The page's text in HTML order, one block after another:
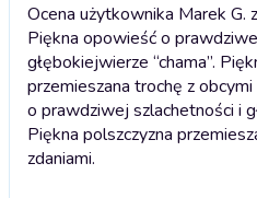
Ocena użytkownika Marek G.
Piękna opowieść o
głębokiejwierze “chama”.
przemieszana trochę z obcymi
o prawdziwej szlachetności i
Piękna polszczyzna
zdaniami.